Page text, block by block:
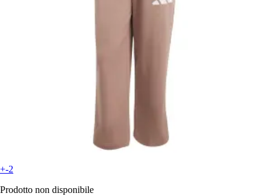
+-2
Prodotto non disponibile